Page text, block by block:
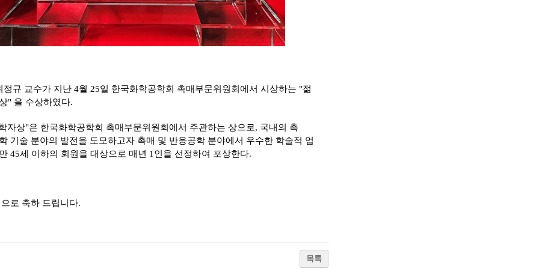
정규 교수가 지난 4월 25일 한국화학공학회 촉매부문위원회에서 시상하는 "젊
" 을 수상하였다.
자상"은 한국화학공학회 촉매부문위원회에서 주관하는 상으로, 국내의 촉
기술 분야의 발전을 도모하고자 촉매 및 반응공학 분야에서 우수한 학술적 업
45세 이하의 회원을 대상으로 매년 1인을 선정하여 포상한다.
로 축하 드립니다.
목록